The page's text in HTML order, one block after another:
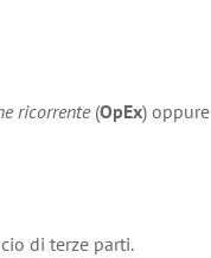
ricorrente(OpEx) oppure
di terze parti.